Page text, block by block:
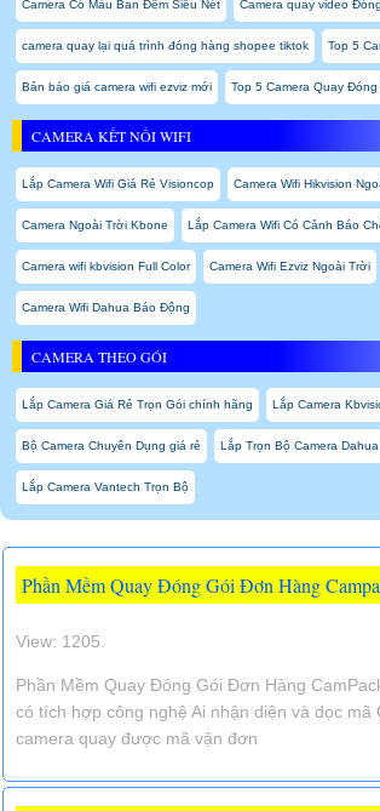
Camera Có Màu Ban Đêm Siêu Nét Camera quay video
camera quay lại quá trình đóng hàng shopee tiktok Top 5
Bản báo giá camera wifi ezviz mới Top 5 Camera Quay Đóng
CAMERA KẾT NỐI WIFI
Lắp Camera Wifi Giá Rẻ Visioncop Camera Wifi Hikvision
Camera Ngoài Trời Kbone Lắp Camera Wifi Có Cảnh Báo
Camera wifi kbvision Full Color Camera Wifi Ezviz Ngoài Trời
Camera Wifi Dahua Báo Động
CAMERA THEO GÓI
Lắp Camera Giá Rẻ Trọn Gói chính hãng Lắp Camera
Bộ Camera Chuyên Dụng giá rẻ Lắp Trọn Bộ Camera Dahua
Lắp Camera Vantech Trọn Bộ
Phần Mềm Quay Đóng Gói Đơn Hàng
View: 1205.
Phần Mềm Quay Đóng Gói Đơn Hàng
có tích hợp công nghệ Ai nhận diện và dọc mã
camera quay được mã vận đơn